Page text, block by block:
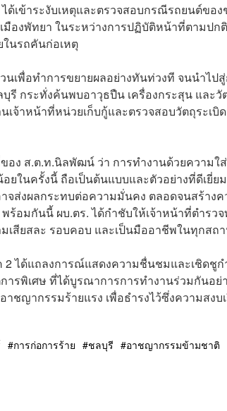
เข้าระงับเหตุและตรวจสอบกรณีรถยนต์ขอ
องพัทยา ในระหว่างการปฏิบัติหน้าที่ตามป
นรถคันก่อเหตุ
นเพื่อทำการขยายผลอย่างทันท่วงที จนนำไ
รี กระทั่งค้นพบอาวุธปืน เครื่องกระสุน และ
าหน้าที่หน่วยเก็บกู้และตรวจสอบวัตถุระเบิด
ง ส.ต.ท.นิลพัฒน์ ว่า การทำงานด้วยความใ
ยในครั้งนี้ ถือเป็นต้นแบบและตัวอย่างที่ดีเยี่ย
จส่งผลกระทบต่อความมั่นคง ตลอดจนสร้าง
อมกันนี้ ผบ.ตร. ได้กำชับให้เจ้าหน้าที่ตำรว
เสียสละ รอบคอบ และเป็นมืออาชีพในทุกสถ
ได้แถลงการณ์แสดงความชื่นชมและเชิดชู
ารพิเศษ ที่ได้บูรณาการการทำงานร่วมกันอ
ชญากรรมร้ายแรง เพื่อธำรงไว้ซึ่งความสง
การก่อการร้าย ชลบุรี
อาชญากรรมข้ามชาติ